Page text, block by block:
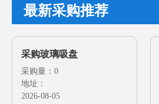
最新采购推荐
采购玻璃吸盘
采购量：0
地址：
2026-08-05